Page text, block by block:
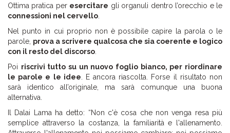
Ottima pratica per esercitare gli organuli dentro l’orecchio e le
connessioni nel cervello
Nel punto in cui proprio non è possibile capire la parola o le
parole, prova a scrivere qualcosa che sia coerente e logico
con il resto del discorso
Poi riscrivi tutto su un nuovo foglio bianco, per riordinare
le parole e le idee . E ancora riascolta. Forse il risultato non
sarà identico all’originale, ma sarà comunque una buona
alternativa.
Il Dalai Lama ha detto: “Non c'è cosa che non venga resa più
semplice attraverso la costanza, la familiarità e l'allenamento.